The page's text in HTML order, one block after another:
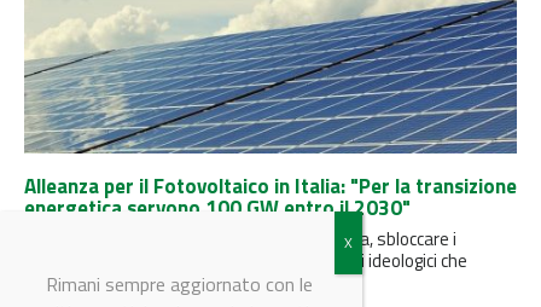
Alleanza per il Fotovoltaico in Italia: "Per la transizione
energetica servono 100 GW entro il 2030"
Stabilire un perimetro di certezza normativa, sbloccare i
processi autorizzativi e superare i pregiudizi ideologici che
rallentano lo sviluppo del...
Rimani sempre aggiornato con le